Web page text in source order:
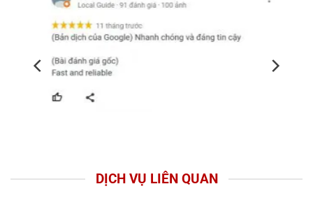
DỊCH VỤ LIÊN QUAN